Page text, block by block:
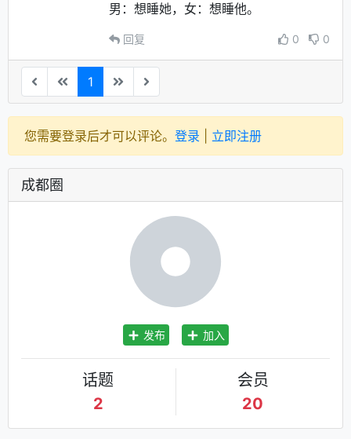
男：想睡她，女：想睡他。
回复 0 0
1
您需要登录后才可以评论。 登录 立即注册
成都圈
发布 加入
话题
2
会员
20